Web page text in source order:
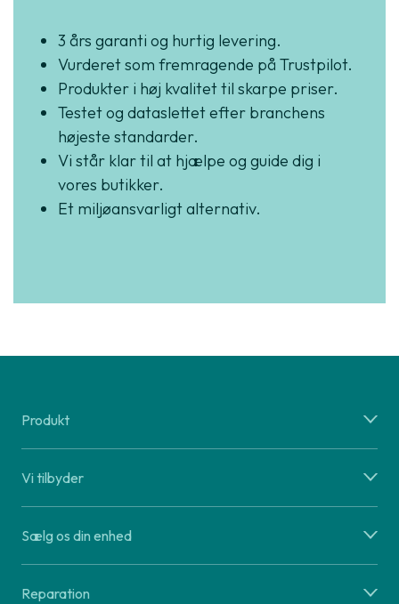
3 års garanti og hurtig levering.
Vurderet som fremragende på Trustpilot.
Produkter i høj kvalitet til skarpe priser.
Testet og dataslettet efter branchens
højeste standarder.
Vi står klar til at hjælpe og guide dig i
vores butikker.
Et miljøansvarligt alternativ.
Produkt
Vi tilbyder
Sælg os din enhed
Reparation